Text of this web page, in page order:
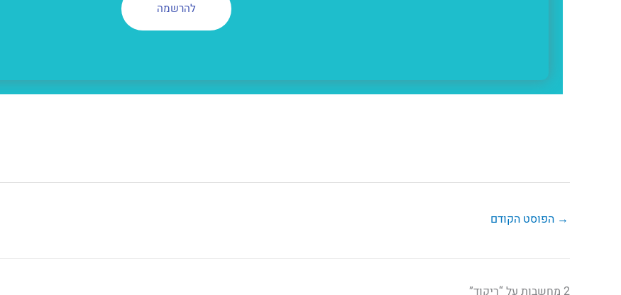
להרשמה
→ הפוסט הקודם
2 מחשבות על “ריקוד”